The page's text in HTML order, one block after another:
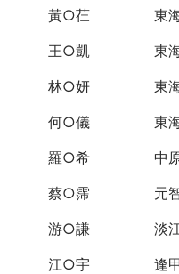
黃○芢 東
王○凱 東
林○妍 東
何○儀 東
羅○希 中
蔡○霈 元
游○謙 淡
江○宇 逢